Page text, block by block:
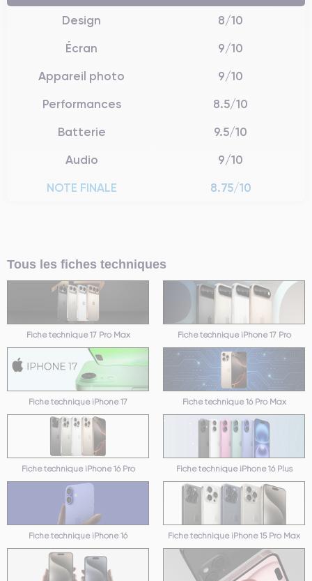
Design
8/10
Écran
9/10
Appareil photo
9/10
Performances
8.5/10
Batterie
9.5/10
Audio
9/10
NOTE FINALE
8.75/10
Tous les fiches techniques
Fiche technique 17 Pro Max Fiche technique iPhone 17 Pro
Fiche technique iPhone 17 Fiche technique 16 Pro Max
Fiche technique iPhone 16 Pro Fiche technique iPhone 16 Plus
Fiche technique iPhone 16 Fiche technique iPhone 15 Pro Max